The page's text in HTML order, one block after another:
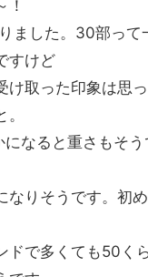
！
ました。30部って
すけど
け取った印象は思
なると重さもそ
なりそうです。初
ドで多くても50く